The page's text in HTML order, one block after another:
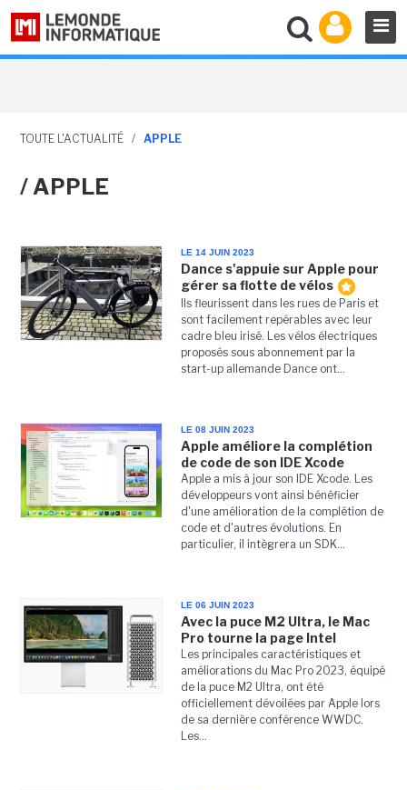
TOUTE L'ACTUALITÉ / APPLE
/ APPLE
LE 14 JUIN 2023
Dance s'appuie sur Apple pour
gérer sa flotte de vélos
Ils fleurissent dans les rues de Paris et
sont facilement repérables avec leur
cadre bleu irisé. Les vélos électriques
proposés sous abonnement par la
start-up allemande Dance ont...
LE 08 JUIN 2023
Apple améliore la complétion
de code de son IDE Xcode
Apple a mis à jour son IDE Xcode. Les
développeurs vont ainsi bénéficier
d'une amélioration de la complétion de
code et d'autres évolutions. En
particulier, il intègrera un SDK...
LE 06 JUIN 2023
Avec la puce M2 Ultra, le Mac
Pro tourne la page Intel
Les principales caractéristiques et
améliorations du Mac Pro 2023, équipé
de la puce M2 Ultra, ont été
officiellement dévoilées par Apple lors
de sa dernière conférence WWDC.
Les...